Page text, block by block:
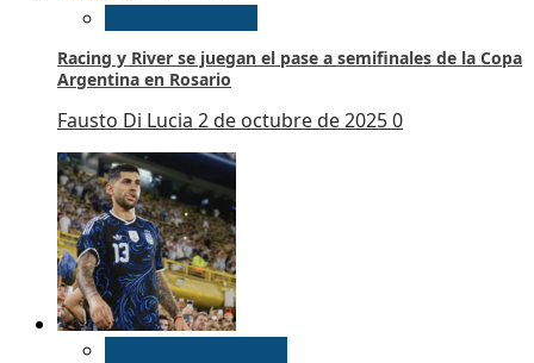
Racing y River se juegan el pase a semifinales de la Copa
Argentina en Rosario
Fausto Di Lucia 2 de octubre de 20250